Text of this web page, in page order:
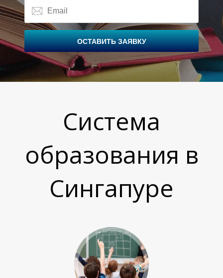
Т
ОСТАВИТЬ ЗАЯВКУ
Система
образования в
Сингапуре